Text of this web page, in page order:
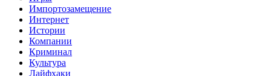
Импортозамещение
Интернет
Истории
Компании
Криминал
Культура
Лайфхаки